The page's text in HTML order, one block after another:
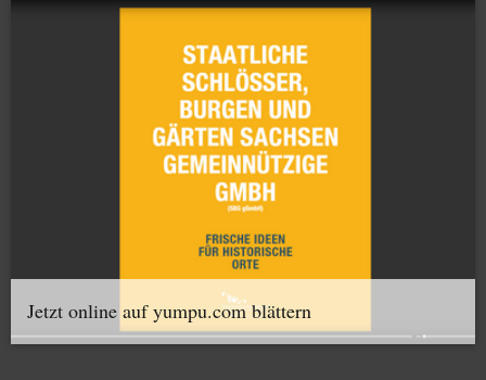
Jetzt online auf yumpu.com blättern